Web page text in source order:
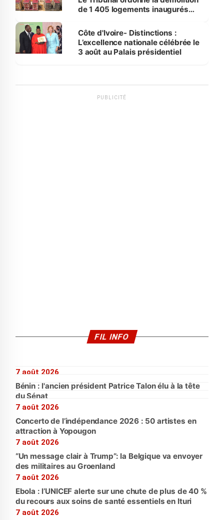
de 1 405 logements inaugurés
Bassam
Côte d'Ivoire- Distinctions :
L’excellence nationale célébrée le
3 août au Palais présidentiel
PUBLICITÉ
FIL INFO
7 août 2026
Bénin : l'ancien président Patrice Talon élu à la tête
du Sénat
7 août 2026
Concerto de l’indépendance 2026 : 50 artistes en
attraction à Yopougon
7 août 2026
“Un message clair à Trump”: la Belgique va envoyer
des militaires au Groenland
7 août 2026
Ebola : l’UNICEF alerte sur une chute de plus de 40 %
du recours aux soins de santé essentiels en Ituri
7 août 2026